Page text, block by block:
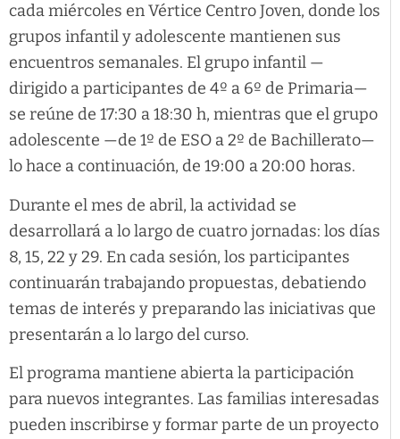
cada miércoles en Vértice Centro Joven, donde los
grupos infantil y adolescente mantienen sus
encuentros semanales. El grupo infantil —
dirigido a participantes de 4º a 6º de Primaria—
se reúne de 17:30 a 18:30 h, mientras que el grupo
adolescente —de 1º de ESO a 2º de Bachillerato—
lo hace a continuación, de 19:00 a 20:00 horas.
Durante el mes de abril, la actividad se
desarrollará a lo largo de cuatro jornadas: los días
8, 15, 22 y 29. En cada sesión, los participantes
continuarán trabajando propuestas, debatiendo
temas de interés y preparando las iniciativas que
presentarán a lo largo del curso.
El programa mantiene abierta la participación
para nuevos integrantes. Las familias interesadas
pueden inscribirse y formar parte de un proyecto